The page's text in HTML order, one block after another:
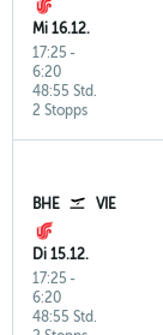
Mi 16.12.
17:25 -
6:20
2 Stopps
48:55 Std.
BHE VIE
Di 15.12.
17:25 -
6:20
48:55 Std.